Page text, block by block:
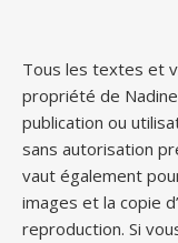
Tous les textes et
propriété de
publication ou
sans autorisation
vaut également
images et la copie
reproduction. Si